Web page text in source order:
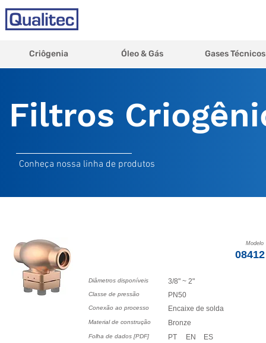
Criôgenia Óleo & Gás Gases Técnicos
Filtros
Conheça nossa linha de produtos
Modelo
08412
Diâmetros disponíveis
Classe de pressão
Conexão ao processo
Material de construção
Folha de dados [PDF]
3/8" ~ 2"
PN50
Encaixe de solda
Bronze
PT
EN ES